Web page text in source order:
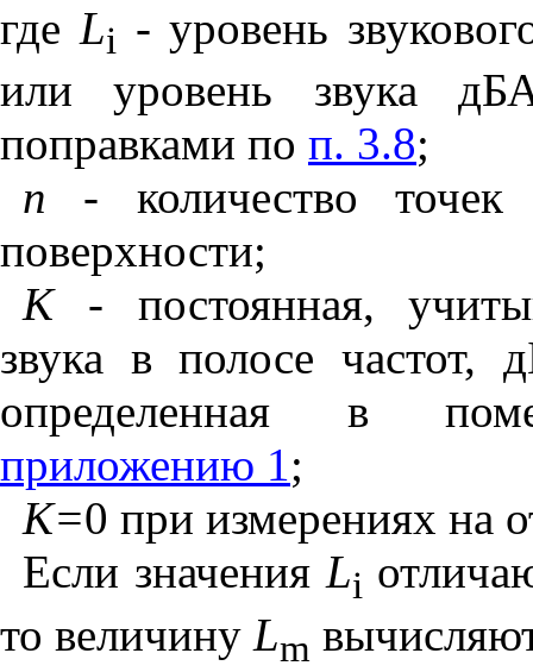
где Li - уровень
или уровень звука
поправками по п. 3.8;
n - количество
поверхности;
К - постоянная,
звука в полосе
определенная в
приложению 1;
К=0 при измерениях на
Если значения Li
то величину Lm